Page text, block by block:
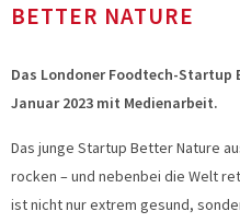
BETTER NATURE
Das Londoner Foodtech-
Januar 2023 mit Medienarbeit.
Das junge Startup Better Nature
rocken – und nebenbei die Welt
ist nicht nur extrem gesund,